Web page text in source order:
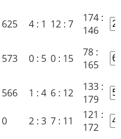
625 4 : 1 12 : 7
174 :
146
573 0 : 5 0 : 15
78 :
165
566 1 : 4 6 : 12
133 :
179
0 2 : 3 7 : 11
121 :
172